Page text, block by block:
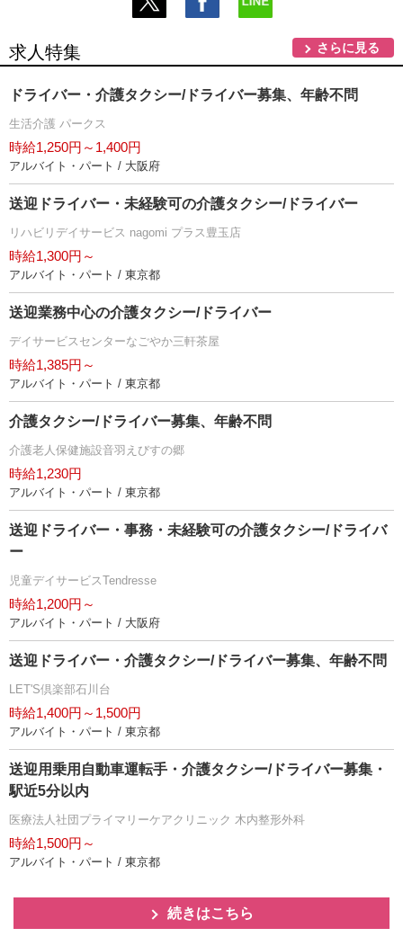
求人特集 さらに見る
ドライバー・介護タクシー/ドライバー募集、年齢不問
生活介護 パークス
時給1,250円～1,400円
アルバイト・パート / 大阪府
送迎ドライバー・未経験可の介護タクシー/ドライバー
リハビリデイサービス nagomi プラス豊玉店
時給1,300円～
アルバイト・パート / 東京都
送迎業務中心の介護タクシー/ドライバー
デイサービスセンターなごやか三軒茶屋
時給1,385円～
アルバイト・パート / 東京都
介護タクシー/ドライバー募集、年齢不問
介護老人保健施設音羽えびすの郷
時給1,230円
アルバイト・パート / 東京都
送迎ドライバー・事務・未経験可の介護タクシー/ドライバ
ー
児童デイサービスTendresse
時給1,200円～
アルバイト・パート / 大阪府
送迎ドライバー・介護タクシー/ドライバー募集、年齢不問
LET'S倶楽部石川台
時給1,400円～1,500円
アルバイト・パート / 東京都
送迎用乗用自動車運転手・介護タクシー/ドライバー募集・
駅近5分以内
医療法人社団プライマリーケアクリニック 木内整形外科
時給1,500円～
アルバイト・パート / 東京都
続きはこちら